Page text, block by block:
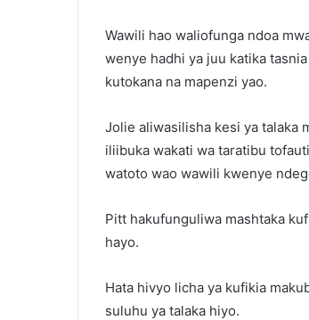
Wawili hao waliofunga ndoa
wenye hadhi ya juu katika
kutokana na mapenzi yao.
Jolie aliwasilisha kesi ya talaka
iliibuka wakati wa taratibu
watoto wao wawili kwenye
Pitt hakufunguliwa mashtaka
hayo.
Hata hivyo licha ya kufikia
suluhu ya talaka hiyo.